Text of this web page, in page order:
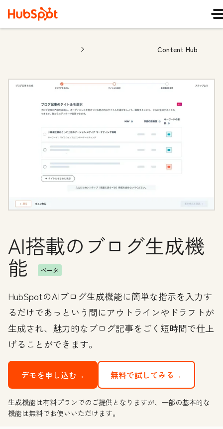
Content Hub
AI搭載のブログ生成機
能 ベータ
HubSpotのAIブログ生成機能に簡単な指示を入力す
るだけであっという間にアウトラインやドラフトが
生成され、魅力的なブログ記事をごく短時間で仕上
げることができます。
デモを申し込む→ 無料で試してみる→
生成機能は有料プランでのご提供となりますが、一部の基本的な
機能は無料でお使いいただけます。